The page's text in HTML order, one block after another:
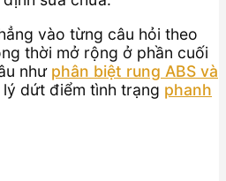
vào từng câu hỏi theo
thời mở rộng ở phần cuối
như phân biệt rung ABS và
dứt điểm tình trạng phanh